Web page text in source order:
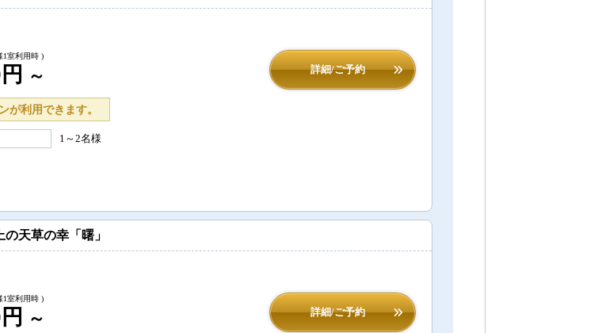
1室利用時 )
～ 詳細/ご予約
が利用できます。
1～2名様
天草の幸「曙」
1室利用時 )
～ 詳細/ご予約